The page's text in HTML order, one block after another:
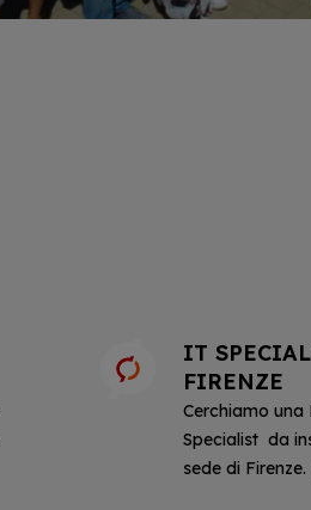
IT
FIRENZE
Cerchiamo una
Specialist da
sede di Firenze.